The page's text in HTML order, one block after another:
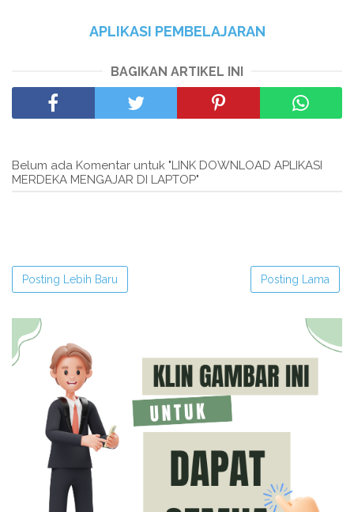
APLIKASI PEMBELAJARAN
BAGIKAN ARTIKEL INI
Belum ada Komentar untuk "LINK DOWNLOAD APLIKASI
MERDEKA MENGAJAR DI LAPTOP"
Posting Lebih Baru Posting Lama